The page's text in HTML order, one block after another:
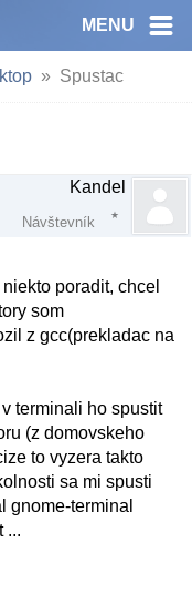
MENU
Spustac
Kandel
Návštevník
poradit, chcel
som
z gcc(prekladac na
terminali ho spustit
(z domovskeho
to vyzera takto
sa mi spusti
gnome-terminal
...